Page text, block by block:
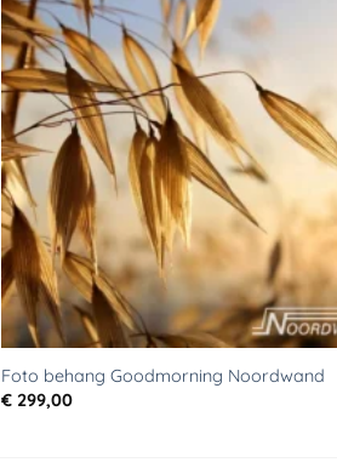
verlanglijst
Foto behang Goodmorning Noordwand
€299,00